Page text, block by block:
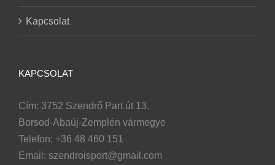
Kapcsolat
KAPCSOLAT
Cím: 3752 Szendrő Part út 13.
Borsod-Abaúj-Zemplén vármegye
Telefon: +36 48 460 151
Email: szendroisport@gmail.com